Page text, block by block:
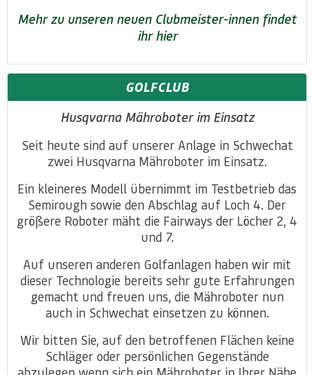
Mehr zu unseren neuen Clubmeister-innen findet
ihr hier
GOLFCLUB
Husqvarna Mähroboter im Einsatz
Seit heute sind auf unserer Anlage in Schwechat
zwei Husqvarna Mähroboter im Einsatz.
Ein kleineres Modell übernimmt im Testbetrieb das
Semirough sowie den Abschlag auf Loch 4. Der
größere Roboter mäht die Fairways der Löcher 2, 4
und 7.
Auf unseren anderen Golfanlagen haben wir mit
dieser Technologie bereits sehr gute Erfahrungen
gemacht und freuen uns, die Mähroboter nun
auch in Schwechat einsetzen zu können.
Wir bitten Sie, auf den betroffenen Flächen keine
Schläger oder persönlichen Gegenstände
abzulegen wenn sich ein Mähroboter in Ihrer Nähe